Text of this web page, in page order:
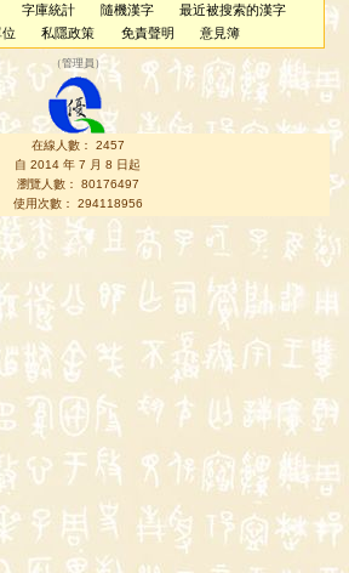
字庫統計 隨機漢字
最近被搜索的漢字
私隱政策 免責聲明 意見簿
（管理員 ）
在線人數： 2457
自 2014 年 7 月 8 日起
瀏覽人數： 80176497
使用次數： 294118956